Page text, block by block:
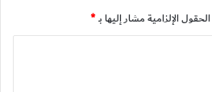
الحقول الإلزامية مشار إليها بـ*